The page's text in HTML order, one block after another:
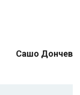
Сашо Дончев